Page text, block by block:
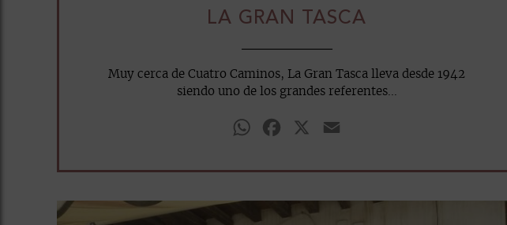
LA GRAN TASCA
Muy cerca de Cuatro Caminos, La Gran Tasca lleva desde 1942
siendo uno de los grandes referentes...
WhatsAppFacebook